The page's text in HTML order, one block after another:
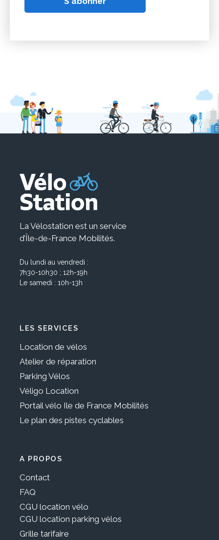
La Vélostation est un service
d’Île-de-France Mobilités.
Du lundi au vendredi :
7h30-10h30 ; 12h-19h
Le samedi : 10h-13h
LES SERVICES
Location de vélos
Atelier de réparation
Parking Vélos
Véligo Location
Portail vélo Ile de France Mobilités
Le plan des pistes cyclables
A PROPOS
Contact
FAQ
CGU location vélo
CGU location parking vélos
Grille tarifaire